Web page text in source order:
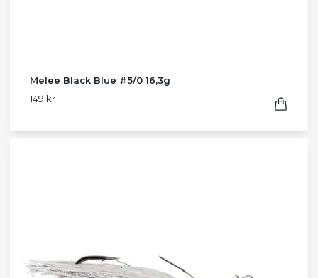
Melee Black Blue #5/0 16,3g
149 kr